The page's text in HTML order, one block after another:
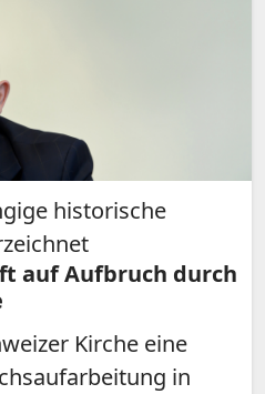
historische
auf Aufbruch durch
Kirche eine
in